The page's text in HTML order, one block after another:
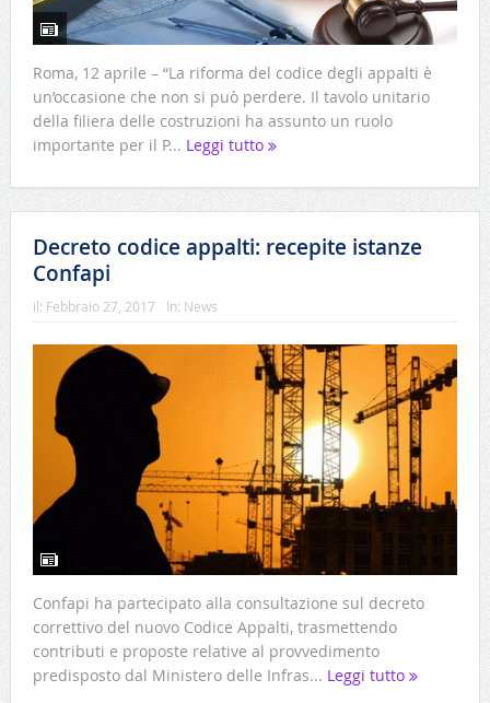
Roma, 12 aprile – “La riforma del codice degli appalti è
un’occasione che non si può perdere. Il tavolo unitario
della filiera delle costruzioni ha assunto un ruolo
importante per il P... Leggi tutto
Decreto codice appalti: recepite istanze
Confapi
il: Febbraio 27, 2017 In: News
Confapi ha partecipato alla consultazione sul decreto
correttivo del nuovo Codice Appalti, trasmettendo
contributi e proposte relative al provvedimento
predisposto dal Ministero delle Infras... Leggi tutto